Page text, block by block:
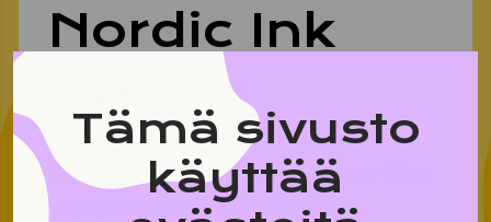
Tämä sivusto
käyttää
Nordic Ink
Events
Nordic Ink Events brings an immersive tattoo
pop-up studio to festivals and events,